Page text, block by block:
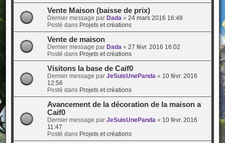
Vente Maison (baisse de prix)
Dernier message par Dada « 24 mars 2016 16:48
Posté dans Projets et créations
Vente de maison
Dernier message par Dada « 27 févr. 2016 16:02
Posté dans Projets et créations
Visitons la base de Caif0
Dernier message par JeSuisUnePanda « 10 févr. 2016
12:56
Posté dans Projets et créations
Avancement de la décoration de la maison a
Caif0
Dernier message par JeSuisUnePanda « 10 févr. 2016
11:47
Posté dans Projets et créations